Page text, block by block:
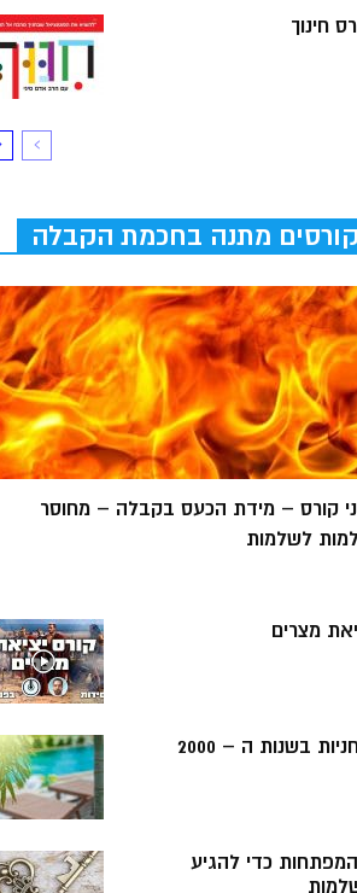
חינוך
קורסים מתנה בחכמת הקבלה
קורס – מידת הכעס בקבלה – מחוסר
לשלמות
מצרים
בשנות ה – 2000
5 המפתחות כדי להגיע